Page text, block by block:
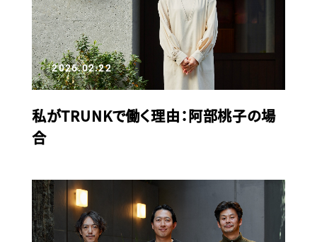
2026.02.22
私がTRUNKで働く理由：阿部桃子の場
合